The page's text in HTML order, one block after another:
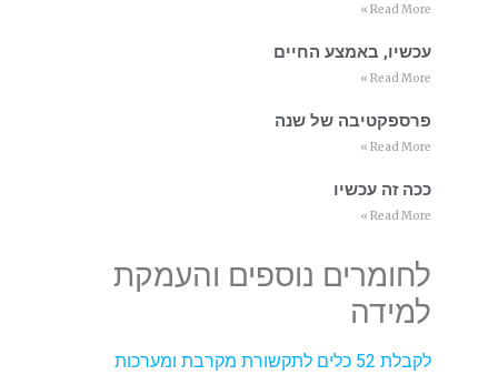
Read More »
עכשיו, באמצע החיים
Read More »
פרספקטיבה של שנה
Read More »
ככה זה עכשיו
Read More »
לחומרים נוספים והעמקת
למידה
לקבלת 52 כלים לתקשורת מקרבת ומערכות